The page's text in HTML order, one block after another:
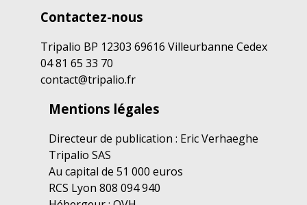
Contactez-nous
Tripalio BP 12303 69616 Villeurbanne Cedex
04 81 65 33 70
contact@tripalio.fr
Mentions légales
Directeur de publication : Eric Verhaeghe
Tripalio SAS
Au capital de 51 000 euros
RCS Lyon 808 094 940